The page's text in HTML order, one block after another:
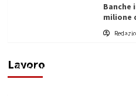
Banche
milione
Lavoro
L’ingegnere saccense
di un progetto
Filippo Cardinale